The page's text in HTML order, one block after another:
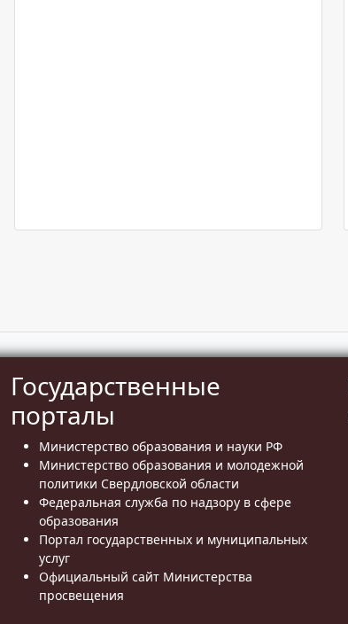
Государственные
порталы
Министерство образования и науки РФ
Министерство образования и молодежной
политики Свердловской области
Федеральная служба по надзору в сфере
образования
Портал государственных и муниципальных
услуг
Официальный сайт Министерства
просвещения